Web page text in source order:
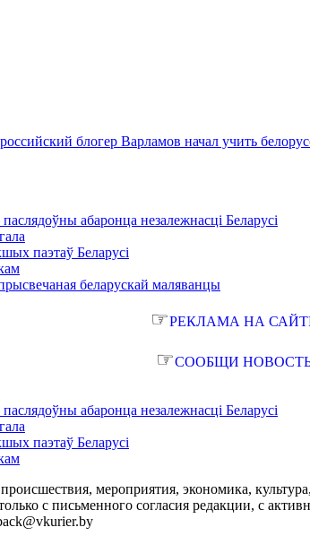
блогер Варламов начал учить
абаронца незалежнасці Беларусі
паэтаў Беларусі
беларускай маляванцы
☞РЕКЛАМА НА
☞СООБЩИ
абаронца незалежнасці Беларусі
паэтаў Беларусі
мероприятия, экономика,
с письменного согласия редакции, с